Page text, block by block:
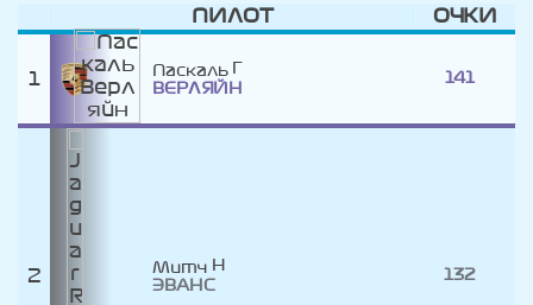
ПИЛОТ ОЧКИ
1
Паскаль
ВЕРЛЯЙН
141
2
Митч
ЭВАНС
132